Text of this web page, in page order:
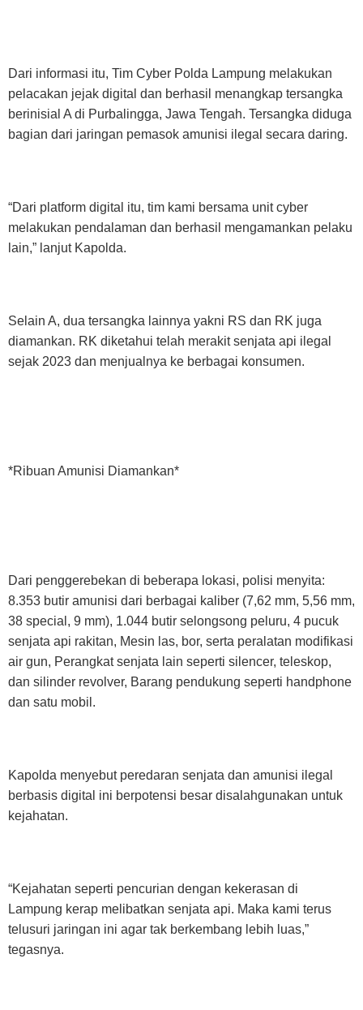
Dari informasi itu, Tim Cyber Polda Lampung melakukan
pelacakan jejak digital dan berhasil menangkap tersangka
berinisial A di Purbalingga, Jawa Tengah. Tersangka diduga
bagian dari jaringan pemasok amunisi ilegal secara daring.
“Dari platform digital itu, tim kami bersama unit cyber
melakukan pendalaman dan berhasil mengamankan pelaku
lain,” lanjut Kapolda.
Selain A, dua tersangka lainnya yakni RS dan RK juga
diamankan. RK diketahui telah merakit senjata api ilegal
sejak 2023 dan menjualnya ke berbagai konsumen.
*Ribuan Amunisi Diamankan*
Dari penggerebekan di beberapa lokasi, polisi menyita:
8.353 butir amunisi dari berbagai kaliber (7,62 mm, 5,56 mm,
38 special, 9 mm), 1.044 butir selongsong peluru, 4 pucuk
senjata api rakitan, Mesin las, bor, serta peralatan modifikasi
air gun, Perangkat senjata lain seperti silencer, teleskop,
dan silinder revolver, Barang pendukung seperti handphone
dan satu mobil.
Kapolda menyebut peredaran senjata dan amunisi ilegal
berbasis digital ini berpotensi besar disalahgunakan untuk
kejahatan.
“Kejahatan seperti pencurian dengan kekerasan di
Lampung kerap melibatkan senjata api. Maka kami terus
telusuri jaringan ini agar tak berkembang lebih luas,”
tegasnya.